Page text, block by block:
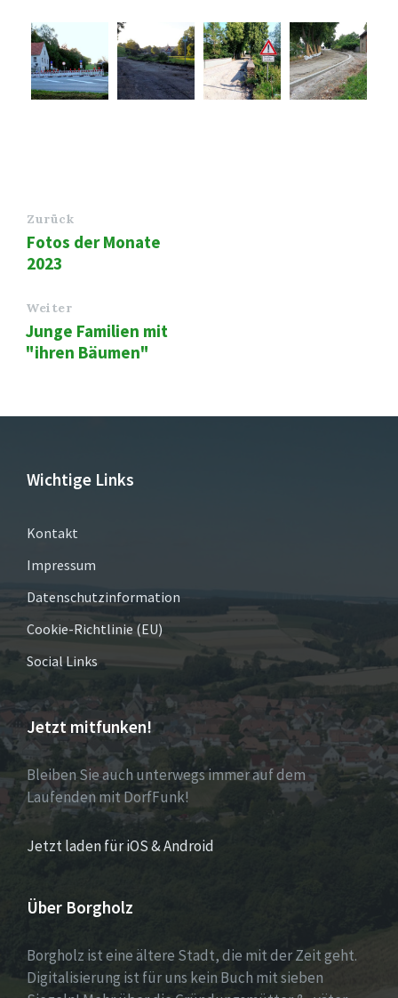
Zurück
Fotos der Monate
2023
Weiter
Junge Familien mit
"ihren Bäumen"
Wichtige Links
Kontakt
Impressum
Datenschutzinformation
Cookie-Richtlinie (EU)
Social Links
Jetzt mitfunken!
Bleiben Sie auch unterwegs immer auf dem
Laufenden mit DorfFunk!
Jetzt laden für iOS & Android
Über Borgholz
Borgholz ist eine ältere Stadt, die mit der Zeit geht.
Digitalisierung ist für uns kein Buch mit sieben